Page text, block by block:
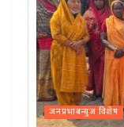
जनप्रभाबन्युज विशेष